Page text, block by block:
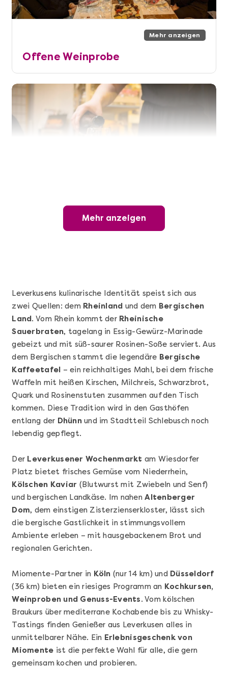
Mehr anzeigen
Offene Weinprobe
Wunderschöner Weinabend
Mehr anzeigen
Sushi Basic Kurs Bonn
Mehr anzeigen
Mehr anzeigen
Leverkusens kulinarische Identität speist sich aus
zwei Quellen: dem Rheinland und dem Bergischen
Land . Vom Rhein kommt der Rheinische
Sauerbraten, tagelang in Essig-Gewürz-Marinade
gebeizt und mit süß-saurer Rosinen-Soße serviert. Aus
dem Bergischen stammt die legendäre Bergische
Kaffeetafel – ein reichhaltiges Mahl, bei dem frische
Waffeln mit heißen Kirschen, Milchreis, Schwarzbrot,
Quark und Rosinenstuten zusammen auf den Tisch
kommen. Diese Tradition wird in den Gasthöfen
entlang der Dhünnund im Stadtteil Schlebusch noch
lebendig gepflegt.
Der Leverkusener Wochenmarkt am Wiesdorfer
Platz bietet frisches Gemüse vom Niederrhein,
Kölschen Kaviar (Blutwurst mit Zwiebeln und Senf)
und bergischen Landkäse. Im nahenAltenberger
Dom, dem einstigen Zisterzienserkloster, lässt sich
die bergische Gastlichkeit in stimmungsvollem
Ambiente erleben – mit hausgebackenem Brot und
regionalen Gerichten.
Miomente-Partner in Köln (nur 14 km) und Düsseldorf
(36 km) bieten ein riesiges Programm an Kochkursen,
Weinproben und Genuss-Events. Vom kölschen
Braukurs über mediterrane Kochabende bis zu Whisky-
Tastings finden Genießer aus Leverkusen alles in
unmittelbarer Nähe. Ein Erlebnisgeschenk von
Miomente ist die perfekte Wahl für alle, die gern
gemeinsam kochen und probieren.